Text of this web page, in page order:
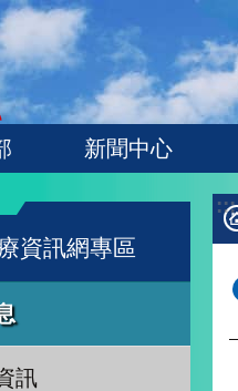
新聞中心
資訊網專區
訊
:::